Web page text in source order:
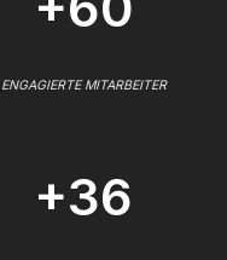
ENGAGIERTE MITARBEITER
+36